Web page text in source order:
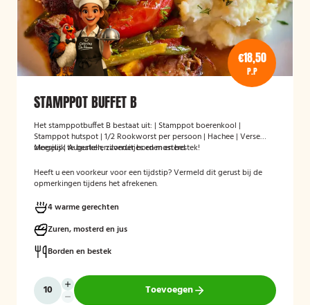
€18,50
P.P
STAMPPOT BUFFET B
Het stamppotbuffet B bestaat uit: | Stamppot boerenkool |
Stamppot hutspot | 1/2 Rookworst per persoon | Hachee | Verse
vleesjus | Augurken, zilveruitjes en mosterd
Mogelijk te bestellen zonder borden en bestek!
Heeft u een voorkeur voor een tijdstip? Vermeld dit gerust bij de
opmerkingen tijdens het afrekenen.
4 warme gerechten
Zuren, mosterd en jus
Borden en bestek
Toevoegen